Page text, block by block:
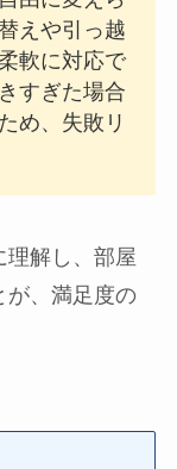
えや引っ越
軟に対応で
すぎた場合
め、失敗リ
理解し、部屋
が、満足度の